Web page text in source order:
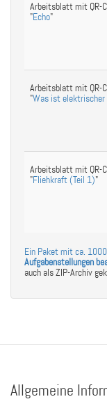
Arbeitsblatt mit QR-
"Echo"
Arbeitsblatt mit QR-
"Was ist elektrischer
Arbeitsblatt mit QR-
"Fliehkraft (Teil 1)"
Ein Paket mit ca.
Aufgabenstellungen
auch als ZIP-Archiv
Allgemeine